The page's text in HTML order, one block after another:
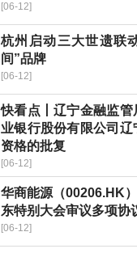
[06-12]
杭州启动三大世遗联
间”品牌
[06-12]
快看点丨辽宁金融监
业银行股份有限公司
资格的批复
[06-12]
华商能源（00206.HK
东特别大会审议多项协
[06-12]